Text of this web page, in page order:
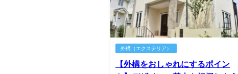
外構（エクステリア）
【外構をおしゃれにするポイン